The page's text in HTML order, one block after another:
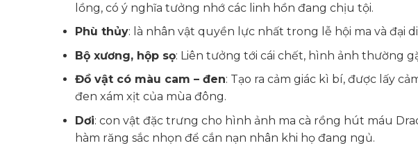
lồng, có ý nghĩa tưởng nhớ các linh hồn đang chịu tội.
Phù thủy: là nhân vật quyền lực nhất trong lễ hội ma và đại
Bộ xương, hộp sọ: Liên tưởng tới cái chết, hình ảnh thường
Đồ vật có màu cam – đen: Tạo ra cảm giác kì bí, được lấy
đen xám xịt của mùa đông.
Dơi: con vật đặc trưng cho hình ảnh ma cà rồng hút máu
hàm răng sắc nhọn để cắn nạn nhân khi họ đang ngủ.